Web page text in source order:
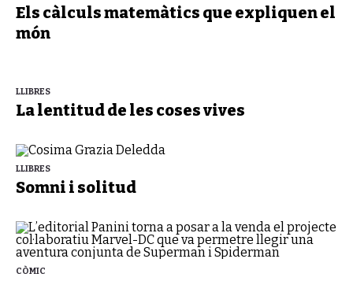
Els càlculs matemàtics que expliquen el
món
LLIBRES
La lentitud de les coses vives
LLIBRES
Somni i solitud
CÒMIC